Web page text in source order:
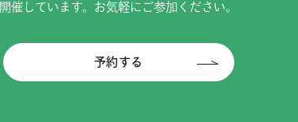
開催しています。お気軽にご参加ください。
予約する